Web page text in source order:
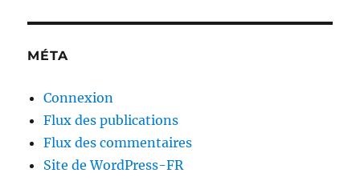
MÉTA
Connexion
Flux des publications
Flux des commentaires
Site de WordPress-FR